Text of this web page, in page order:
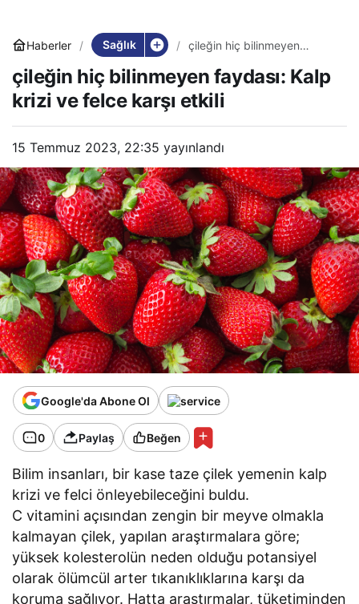
Haberler Sağlık
çileğin hiç bilinmeyen
karşı etkili
çileğin hiç bilinmeyen faydası: Kalp
krizi ve felce karşı etkili
15 Temmuz 2023, 22:35 yayınlandı
Google'da Abone Ol
0 Paylaş Beğen
Bilim insanları, bir kase taze çilek yemenin kalp
krizi ve felci önleyebileceğini buldu.
C vitamini açısından zengin bir meyve olmakla
kalmayan çilek, yapılan araştırmalara göre;
yüksek kolesterolün neden olduğu potansiyel
olarak ölümcül arter tıkanıklıklarına karşı da
koruma sağlıyor. Hatta araştırmalar, tüketiminden